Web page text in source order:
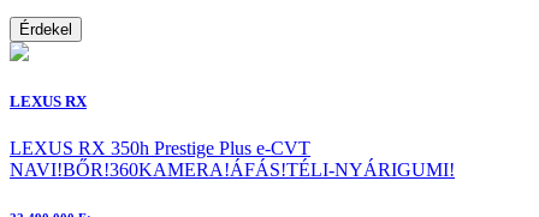
Érdekel
LEXUS RX
LEXUS RX 350h Prestige Plus e-CVT
NAVI!BŐR!360KAMERA!ÁFÁS!TÉLI-NYÁRIGUMI!